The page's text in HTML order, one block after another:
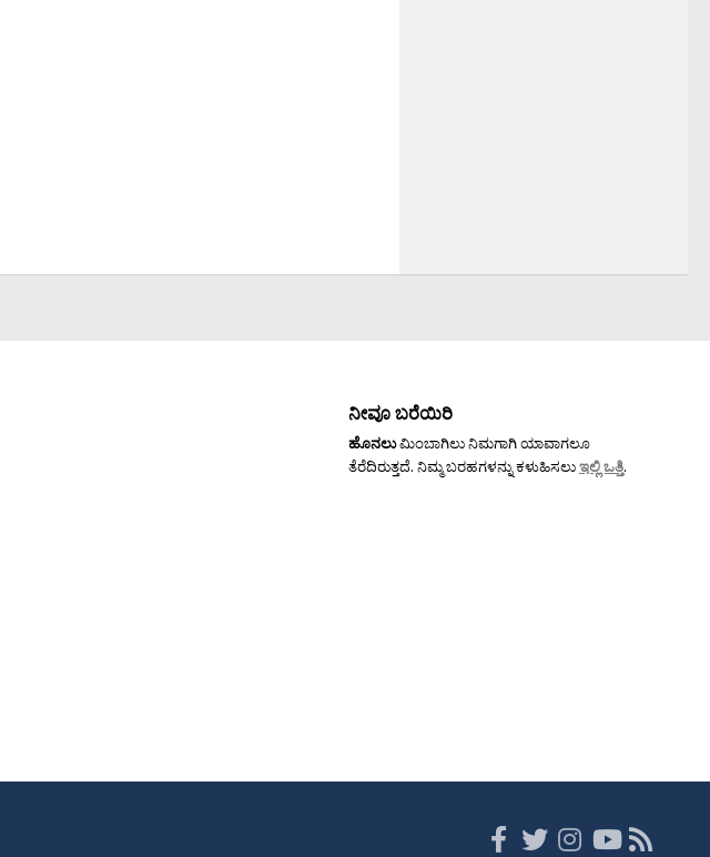
ನೀವೂ ಬರೆಯಿರಿ
ಹೊನಲುಮಿಂಬಾಗಿಲು ನಿಮಗಾಗಿ ಯಾವಾಗಲೂ
ತೆರೆದಿರುತ್ತದೆ. ನಿಮ್ಮ ಬರಹಗಳನ್ನು ಕಳುಹಿಸಲುಇಲ್ಲಿ ಒತ್ತಿ.